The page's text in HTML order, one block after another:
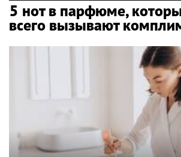
5 нот в парфюме,
всего вызывают